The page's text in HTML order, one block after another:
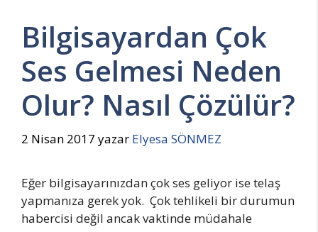
Bilgisayardan Çok
Ses Gelmesi Neden
Olur? Nasıl Çözülür?
2 Nisan 2017 yazar Elyesa SÖNMEZ
Eğer bilgisayarınızdan çok ses geliyor ise telaş
yapmanıza gerek yok. Çok tehlikeli bir durumun
habercisi değil ancak vaktinde müdahale